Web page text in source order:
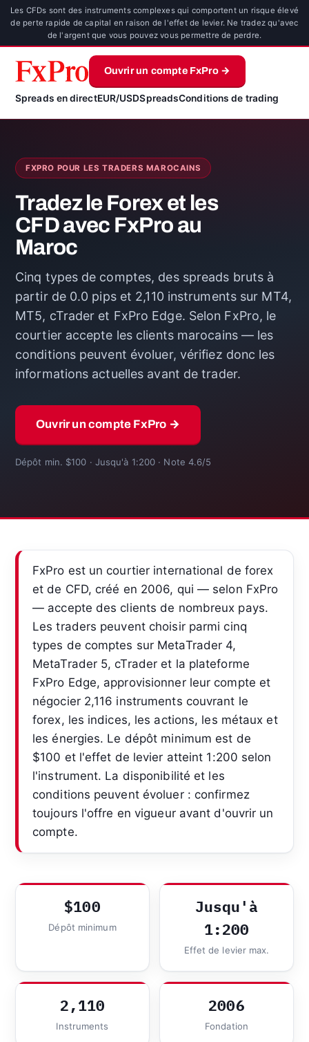
Les CFDs sont des instruments complexes qui comportent un risque élevé
de perte rapide de capital en raison de l'effet de levier. Ne tradez qu'avec
de l'argent que vous pouvez vous permettre de perdre.
Spreads en directEUR/USDSpreadsConditions de trading
Ouvrir un compte FxPro →
FXPRO POUR LES TRADERS MAROCAINS
Tradez le Forex et les
CFD avec FxPro au
Maroc
Cinq types de comptes, des spreads bruts à
partir de 0.0 pips et 2,110 instruments sur MT4,
MT5, cTrader et FxPro Edge. Selon FxPro, le
courtier accepte les clients marocains — les
conditions peuvent évoluer, vérifiez donc les
informations actuelles avant de trader.
Ouvrir un compte FxPro →
Dépôt min. $100 · Jusqu'à 1:200 · Note 4.6/5
FxPro est un courtier international de forex
et de CFD, créé en 2006, qui — selon FxPro
— accepte des clients de nombreux pays.
Les traders peuvent choisir parmi cinq
types de comptes sur MetaTrader 4,
MetaTrader 5, cTrader et la plateforme
FxPro Edge, approvisionner leur compte et
négocier 2,116 instruments couvrant le
forex, les indices, les actions, les métaux et
les énergies. Le dépôt minimum est de
$100 et l'effet de levier atteint 1:200 selon
l'instrument. La disponibilité et les
conditions peuvent évoluer : confirmez
toujours l'offre en vigueur avant d'ouvrir un
compte.
$100
Dépôt minimum
Jusqu'à
1:200
Effet de levier max.
2,110
Instruments
2006
Fondation